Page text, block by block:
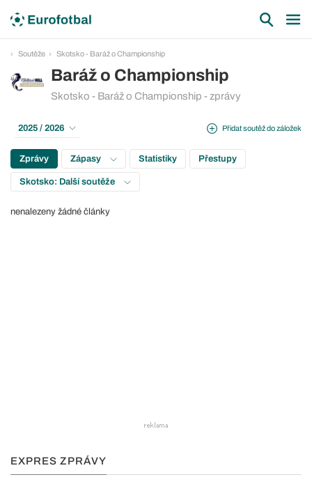
Soutěže Skotsko - Baráž o Championship
Baráž o Championship
Skotsko - Baráž o Championship - zprávy
Přidat soutěž do záložek
2025 / 2026
Zprávy Zápasy Statistiky Přestupy
Skotsko: Další soutěže
nenalezeny žádné články
EXPRES ZPRÁVY